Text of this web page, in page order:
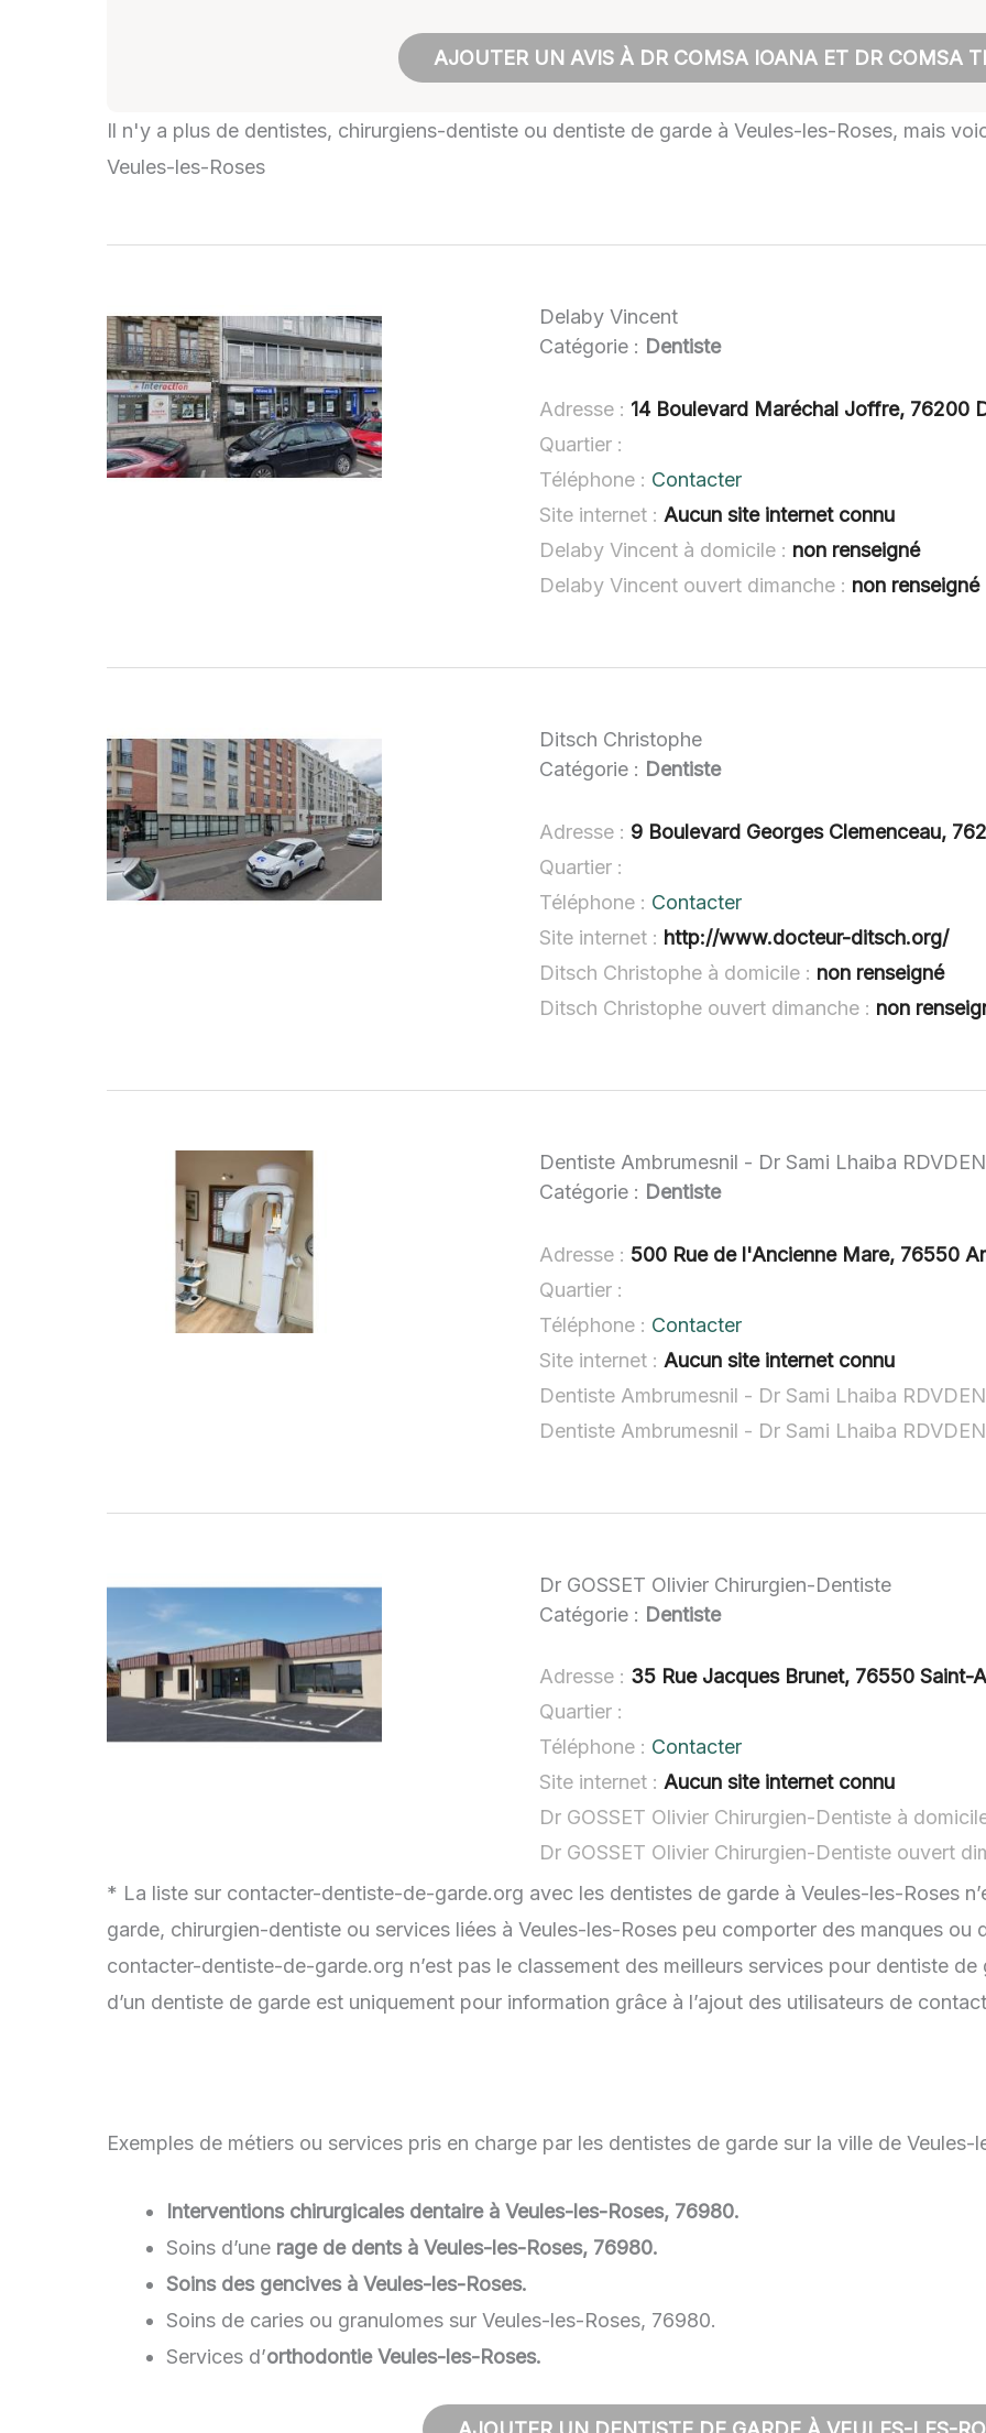
AJOUTER UN AVIS À DR COMSA IOANA ET DR COMSA
Il n'y a plus de dentistes, chirurgiens-dentiste ou dentiste de garde à Veules-les-Roses, mais
Veules-les-Roses
Delaby Vincent
Catégorie : Dentiste
Adresse : 14 Boulevard Maréchal Joffre, 76200
Quartier :
Téléphone : Contacter
Site internet : Aucun site internet connu
Delaby Vincent à domicile : non renseigné
Delaby Vincent ouvert dimanche : non renseigné
Ditsch Christophe
Catégorie : Dentiste
Adresse : 9 Boulevard Georges Clemenceau,
Quartier :
Téléphone : Contacter
Site internet : http://www.docteur-ditsch.org/
Ditsch Christophe à domicile : non renseigné
Ditsch Christophe ouvert dimanche : non
Dentiste Ambrumesnil - Dr Sami Lhaiba
Catégorie : Dentiste
Adresse : 500 Rue de l'Ancienne Mare, 76550
Quartier :
Téléphone : Contacter
Site internet : Aucun site internet connu
Dr GOSSET Olivier Chirurgien-Dentiste
Catégorie : Dentiste
Adresse : 35 Rue Jacques Brunet, 76550 Saint-
Quartier :
Téléphone : Contacter
Site internet :Aucun site internet connu
Dr GOSSET Olivier Chirurgien-Dentiste à
Dr GOSSET Olivier Chirurgien-Dentiste ouvert
* La liste sur contacter-dentiste-de-garde.org avec les dentistes de garde à Veules-les-Roses
garde, chirurgien-dentiste ou services liées à Veules-les-Roses peu comporter des manques ou
contacter-dentiste-de-garde.org n’est pas le classement des meilleurs services pour dentiste de
d’un dentiste de garde est uniquement pour information grâce à l’ajout des utilisateurs de
Exemples de métiers ou services pris en charge par les dentistes de garde sur la ville de Veules-
Interventions chirurgicales dentaire à Veules-les-Roses, 76980.
Soins d’une rage de dents à Veules-les-Roses, 76980.
Soins des gencives à Veules-les-Roses.
Soins de caries ou granulomes sur Veules-les-Roses, 76980.
Services d’orthodontie Veules-les-Roses.